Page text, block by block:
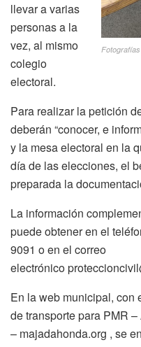
llevar a varias
personas a la
vez, al mismo
colegio
electoral.
Para realizar la petición
deberán “conocer, e
y la mesa electoral en la
día de las elecciones, el
preparada la
La información
puede obtener en el
9091 o en el correo
electrónico
En la web municipal, con
de transporte para PMR
– majadahonda.org , se